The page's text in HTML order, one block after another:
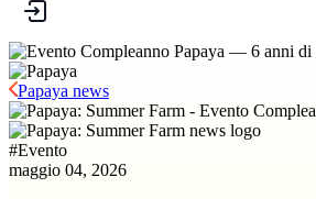
Papaya news
#Evento
maggio 04, 2026